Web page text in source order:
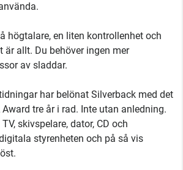
högtalare, en liten kontrollenhet och
är allt. Du behöver ingen mer
av sladdar.
har belönat Silverback med det
tre år i rad. Inte utan anledning.
skivspelare, dator, CD och
styrenheten och på så vis